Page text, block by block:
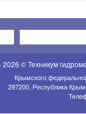
2026 © Техникум
Крымского
297200, Республика